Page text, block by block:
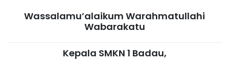
Wassalamu’alaikum Warahmatullahi
Wabarakatu
Kepala SMKN 1 Badau,